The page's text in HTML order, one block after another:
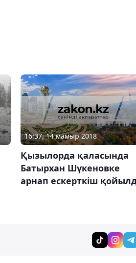
16:37, 14 мамыр 2018
Қызылорда қаласында
Батырхан Шүкеновке
арнап ескерткіш